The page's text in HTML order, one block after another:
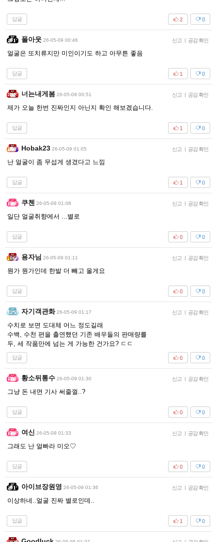
답글 0
2
폴아웃 26-05-09 00:46 신고 | 공감 확인
얼굴은 또치류지만 미인이기도 하고 아무튼 좋음
답글 0
1
너는내게봄 26-05-09 00:51 신고 | 공감 확인
제가 오늘 한번 진짜인지 아닌지 확인 해보겠습니다.
답글 0
1
Hobak23 26-05-09 01:05 신고 | 공감 확인
난 얼굴이 좀 무섭게 생겼다고 느낌
답글 0
1
쿠첸 26-05-09 01:08 신고 | 공감 확인
일단 얼굴취향에서 ...별로
답글 0
0
용자님 26-05-09 01:11 신고 | 공감 확인
뭔가 뭔가인데 한발 더 빼고 올게요
답글 0
0
자기객관화 26-05-09 01:17 신고 | 공감 확인
수치로 보면 도대체 어느 정도길래
수백, 수천 편을 출연했던 기존 배우들의 판매량를
두, 세 작품만에 넘는 게 가능한 건가요? ㄷㄷ
답글 0
0
황소뒤통수 26-05-09 01:30 신고 | 공감 확인
그냥 돈 내면 기사 써줄껄..?
답글 0
0
여신 26-05-09 01:33 신고 | 공감 확인
그래도 난 얼빠라 미오♡
답글 0
0
아이브장원영 26-05-09 01:36 신고 | 공감 확인
이상하네..얼굴 진짜 별로인데..
답글 0
1